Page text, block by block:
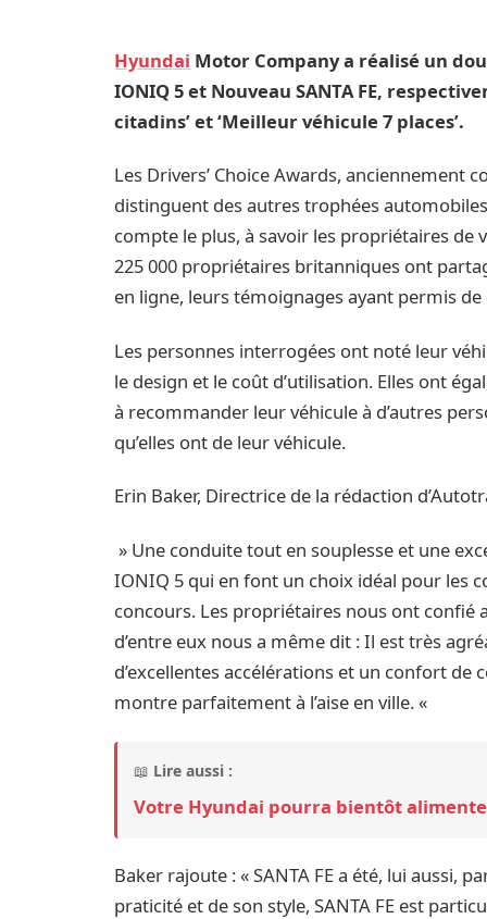
Hyundai Motor Company a réalisé un
IONIQ 5 et Nouveau SANTA FE,
citadins’ et ‘Meilleur véhicule 7 places’.
Les Drivers’ Choice Awards, anciennement
distinguent des autres trophées
compte le plus, à savoir les propriétaires de
225 000 propriétaires britanniques ont
en ligne, leurs témoignages ayant permis
Les personnes interrogées ont noté leur
le design et le coût d’utilisation. Elles ont
à recommander leur véhicule à d’autres
qu’elles ont de leur véhicule.
Erin Baker, Directrice de la rédaction
» Une conduite tout en souplesse et une
IONIQ 5 qui en font un choix idéal pour les
concours. Les propriétaires nous ont confié
d’entre eux nous a même dit : Il est très
d’excellentes accélérations et un confort de
montre parfaitement à l’aise en ville. «
📖 Lire aussi :
Votre Hyundai pourra bientôt
Baker rajoute : « SANTA FE a été, lui aussi,
praticité et de son style, SANTA FE est